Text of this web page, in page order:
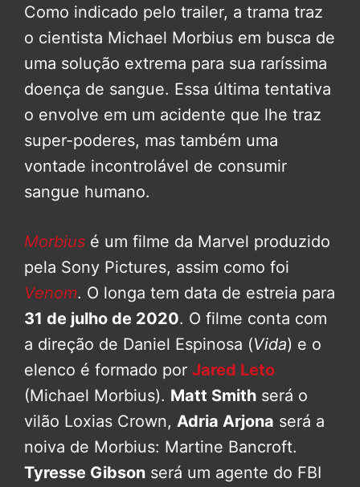
Como indicado pelo trailer, a trama traz
o cientista Michael Morbius em busca de
uma solução extrema para sua raríssima
doença de sangue. Essa última tentativa
o envolve em um acidente que lhe traz
super-poderes, mas também uma
vontade incontrolável de consumir
sangue humano.
Morbius é um filme da Marvel produzido
pela Sony Pictures, assim como foi
Venom. O longa tem data de estreia para
31 de julho de 2020. O filme conta com
a direção de Daniel Espinosa (Vida) e o
elenco é formado por Jared Leto
(Michael Morbius). Matt Smith será o
vilão Loxias Crown, Adria Arjona será a
noiva de Morbius: Martine Bancroft.
Tyresse Gibson será um agente do FBI